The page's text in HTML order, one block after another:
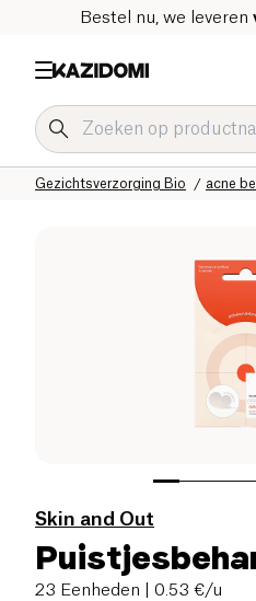
Bestel nu, we leveren
acne
Gezichtsverzorging Bio
Onze biologische catalogus
Home
Skin and Out
23 Eenheden | 0.53 €/u